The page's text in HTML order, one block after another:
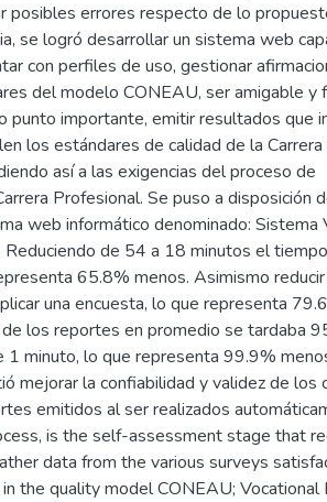
posibles errores respecto de lo
se logró desarrollar un sistema web
con perfiles de uso, gestionar
del modelo CONEAU, ser amigable y
punto importante, emitir resultados que
los estándares de calidad de la
así a las exigencias del proceso de
Profesional. Se puso a disposición
web informático denominado: Sistema
de 54 a 18 minutos el
65.8% menos. Asimismo
una encuesta, lo que representa
los reportes en promedio se tardaba
1 minuto, lo que representa 99.9%
mejorar la confiabilidad y validez de los
emitidos al ser realizados
is the self-assessment stage that
data from the various surveys
the quality model CONEAU; Vocational